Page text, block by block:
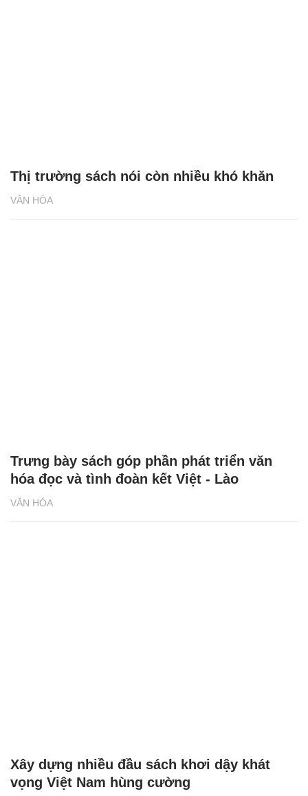
VĂN HÓA
Thị trường sách nói còn nhiều khó khăn
VĂN HÓA
Trưng bày sách góp phần phát triển văn
hóa đọc và tình đoàn kết Việt - Lào
Xây dựng nhiều đầu sách khơi dậy khát
vọng Việt Nam hùng cường